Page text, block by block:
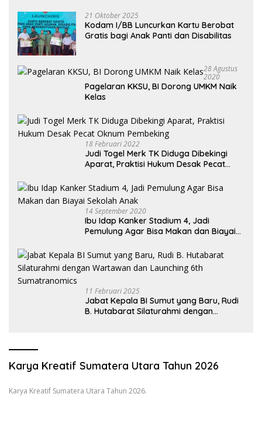
21 Oktober 2025
Kodam I/BB Luncurkan Kartu Berobat
Gratis bagi Anak Panti dan Disabilitas
28 Agustus
2020
Pagelaran KKSU, BI Dorong UMKM Naik
Kelas
18 Februari 2022
Judi Togel Merk TK Diduga Dibekingi
Aparat, Praktisi Hukum Desak Pecat
14 September 2020
Ibu Idap Kanker Stadium 4, Jadi
Pemulung Agar Bisa Makan dan Biayai
11 Februari 2025
Jabat Kepala BI Sumut yang Baru, Rudi
B. Hutabarat Silaturahmi dengan
Karya Kreatif Sumatera Utara Tahun 2026
Karya Kreatif Sumatera Utara Tahun 2026.